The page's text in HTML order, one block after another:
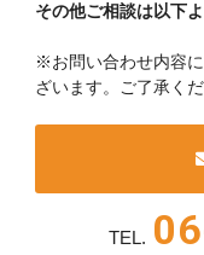
その他ご相談は以下
※お問い合わせ内容
ざいます。ご了承くだ
TEL.